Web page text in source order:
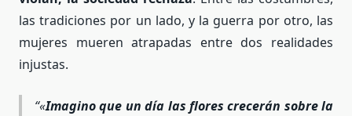
las tradiciones por un lado, y la guerra por otro, las
mujeres mueren atrapadas entre dos realidades
injustas.
«Imagino que un día las flores crecerán sobre la